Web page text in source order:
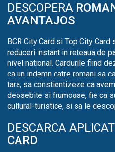
DESCOPERA
AVANTAJOS
BCR City Card si Top City
reduceri instant in reteaua de
nivel national. Cardurile fiind
ca un indemn catre romani sa
tara, sa constientizeze ca
deosebite si frumoase, fie ca
cultural-turistice, si sa le
DESCARCA
CARD